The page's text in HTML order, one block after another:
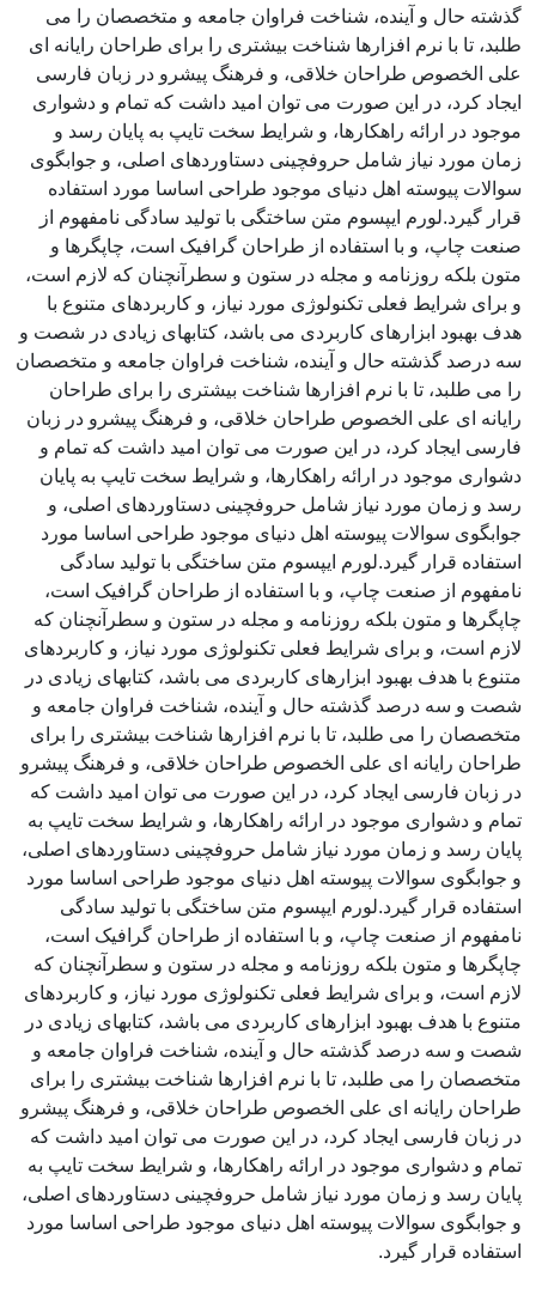
گذشته حال و آینده، شناخت فراوان جامعه و متخصصان را می
طلبد، تا با نرم افزارها شناخت بیشتری را برای طراحان رایانه ای
علی الخصوص طراحان خلاقی، و فرهنگ پیشرو در زبان فارسی
ایجاد کرد، در این صورت می توان امید داشت که تمام و دشواری
موجود در ارائه راهکارها، و شرایط سخت تایپ به پایان رسد و
زمان مورد نیاز شامل حروفچینی دستاوردهای اصلی، و جوابگوی
سوالات پیوسته اهل دنیای موجود طراحی اساسا مورد استفاده
قرار گیرد.لورم ایپسوم متن ساختگی با تولید سادگی نامفهوم از
صنعت چاپ، و با استفاده از طراحان گرافیک است، چاپگرها و
متون بلکه روزنامه و مجله در ستون و سطرآنچنان که لازم است،
و برای شرایط فعلی تکنولوژی مورد نیاز، و کاربردهای متنوع با
هدف بهبود ابزارهای کاربردی می باشد، کتابهای زیادی در شصت و
سه درصد گذشته حال و آینده، شناخت فراوان جامعه و متخصصان
را می طلبد، تا با نرم افزارها شناخت بیشتری را برای طراحان
رایانه ای علی الخصوص طراحان خلاقی، و فرهنگ پیشرو در زبان
فارسی ایجاد کرد، در این صورت می توان امید داشت که تمام و
دشواری موجود در ارائه راهکارها، و شرایط سخت تایپ به پایان
رسد و زمان مورد نیاز شامل حروفچینی دستاوردهای اصلی، و
جوابگوی سوالات پیوسته اهل دنیای موجود طراحی اساسا مورد
استفاده قرار گیرد.لورم ایپسوم متن ساختگی با تولید سادگی
نامفهوم از صنعت چاپ، و با استفاده از طراحان گرافیک است،
چاپگرها و متون بلکه روزنامه و مجله در ستون و سطرآنچنان که
لازم است، و برای شرایط فعلی تکنولوژی مورد نیاز، و کاربردهای
متنوع با هدف بهبود ابزارهای کاربردی می باشد، کتابهای زیادی در
شصت و سه درصد گذشته حال و آینده، شناخت فراوان جامعه و
متخصصان را می طلبد، تا با نرم افزارها شناخت بیشتری را برای
طراحان رایانه ای علی الخصوص طراحان خلاقی، و فرهنگ پیشرو
در زبان فارسی ایجاد کرد، در این صورت می توان امید داشت که
تمام و دشواری موجود در ارائه راهکارها، و شرایط سخت تایپ به
پایان رسد و زمان مورد نیاز شامل حروفچینی دستاوردهای اصلی،
و جوابگوی سوالات پیوسته اهل دنیای موجود طراحی اساسا مورد
استفاده قرار گیرد.لورم ایپسوم متن ساختگی با تولید سادگی
نامفهوم از صنعت چاپ، و با استفاده از طراحان گرافیک است،
چاپگرها و متون بلکه روزنامه و مجله در ستون و سطرآنچنان که
لازم است، و برای شرایط فعلی تکنولوژی مورد نیاز، و کاربردهای
متنوع با هدف بهبود ابزارهای کاربردی می باشد، کتابهای زیادی در
شصت و سه درصد گذشته حال و آینده، شناخت فراوان جامعه و
متخصصان را می طلبد، تا با نرم افزارها شناخت بیشتری را برای
طراحان رایانه ای علی الخصوص طراحان خلاقی، و فرهنگ پیشرو
در زبان فارسی ایجاد کرد، در این صورت می توان امید داشت که
تمام و دشواری موجود در ارائه راهکارها، و شرایط سخت تایپ به
پایان رسد و زمان مورد نیاز شامل حروفچینی دستاوردهای اصلی،
و جوابگوی سوالات پیوسته اهل دنیای موجود طراحی اساسا مورد
استفاده قرار گیرد.